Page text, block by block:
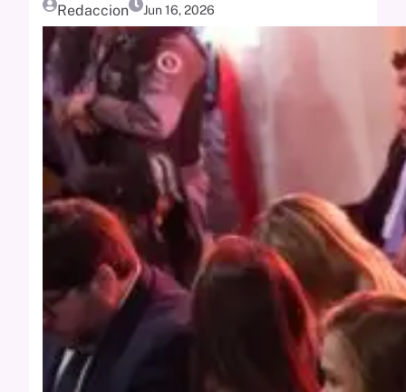
Redaccion Jun 16, 2026